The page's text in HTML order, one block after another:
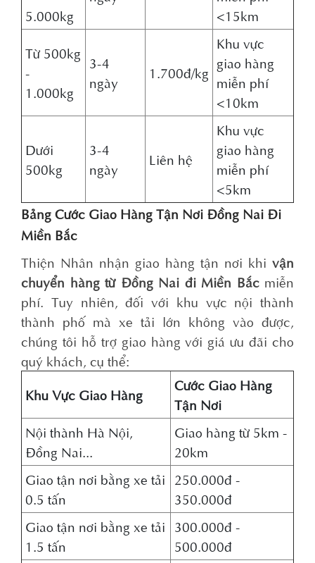
5.000kg
<15km
Từ 500kg
-
1.000kg
3-4
ngày
1.700đ/kg
Khu vực
giao hàng
miễn phí
<10km
Dưới
500kg
3-4
ngày
Liên hệ
Khu vực
giao hàng
miễn phí
<5km
Bảng Cước Giao Hàng Tận Nơi Đồng Nai Đi
Miền Bắc
Thiện Nhân nhận giao hàng tận nơi khi vận
chuyển hàng từ Đồng Nai đi Miền Bắcmiễn
phí. Tuy nhiên, đối với khu vực nội thành
thành phố mà xe tải lớn không vào được,
chúng tôi hỗ trợ giao hàng với giá ưu đãi cho
quý khách, cụ thể:
Khu Vực Giao Hàng
Cước Giao Hàng
Tận Nơi
Nội thành Hà Nội,
Đồng Nai...
Giao hàng từ 5km -
20km
Giao tận nơi bằng xe tải
0.5 tấn
250.000đ -
350.000đ
Giao tận nơi bằng xe tải
1.5 tấn
300.000đ -
500.000đ